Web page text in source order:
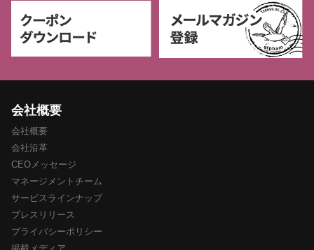
会社概要
会社概要
会社沿革
CEOメッセージ
マネージメントチーム
サービスラインナップ
プレスリリース
プライバシーポリシー